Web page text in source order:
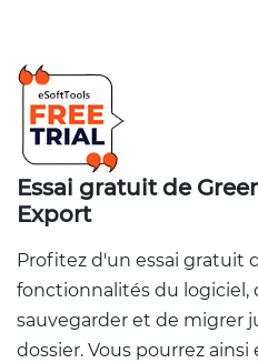
Essai gratuit de
Export
Profitez d'un essai gratuit
fonctionnalités du logiciel,
sauvegarder et de migrer
dossier. Vous pourrez